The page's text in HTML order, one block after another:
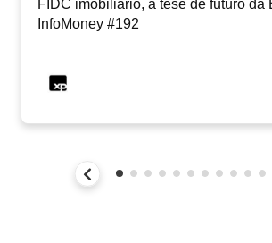
FIDC imobiliário, a tese de futuro da
InfoMoney #192